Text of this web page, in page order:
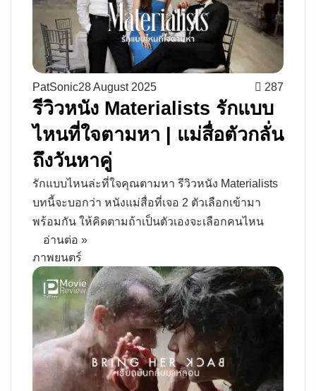
PatSonic28 August 2025 287
รีวิวหนัง Materialists รักแบบ
ไหนที่ใจตามหา | แม่สื่อตัวกลั่น
ถึงวันหาคู่
รักแบบไหนล่ะที่ใจคุณตามหา รีวิวหนัง Materialists
บทนี้จะบอกว่า หนังแม่สื่อที่เจอ 2 ตัวเลือกเข้ามา
พร้อมกัน ให้คิดตามถ้าเป็นตัวเองจะเลือกคนไหน
อ่านต่อ »
ภาพยนตร์